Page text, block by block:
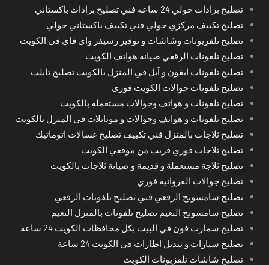
تصليح برادات حولي 24 ساعة فني تصليح برادات باكستاني
تصليح تكييف مركزي حولي فني تكييف باكستاني حولي
تصليح تلفزيونات وشاشات و توفير رسيفر واي فاي في الكويت
تصليح تلفونات الرقعي صيانة هواتف الكويت
تصليح تلفونات ايفون و آبل في المنزل بالكويت تصليح تابلت
تصليح تلفونات جوالات الكويت فوري
تصليح تلفونات و هواتف وجوالات مستعملة بالكويت
تصليح تلفونات و هواتف وجوالات و موبايلات في المنزل بالكويت
تصليح ثلاجات بالمنزل فني تكييف تصليح غسالات اتوماتيك
تصليح ثلاجات فوري قريب من موقعي الكويت
تصليح ثلاجة مستعملة و قديمة و صيانة ثلاجات بالكويت
تصليح جوالات الفروانية فوري
تصليح سامسونج الرقعي فني تصليح تلفونات الرقعي
تصليح سامسونج النعيم تصليح تلفونات بالمنزل النعيم
تصليح سمارت فون في البيت بكل محافظات الكويت 24 ساعة
تصليح سيارات و تبديل اطارات في الكويت 24 ساعة
تصليح شاشات تلفزيونات الكويت